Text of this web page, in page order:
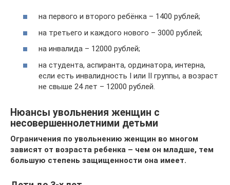
на первого и второго ребёнка – 1400 рублей;
на третьего и каждого нового – 3000 рублей;
на инвалида – 12000 рублей;
на студента, аспиранта, ординатора, интерна,
если есть инвалидность I или II группы, а возраст
не свыше 24 лет – 12000 рублей.
Нюансы увольнения женщин с
несовершеннолетними детьми
Ограничения по увольнению женщин во многом
зависят от возраста ребенка – чем он младше, тем
большую степень защищенности она имеет.